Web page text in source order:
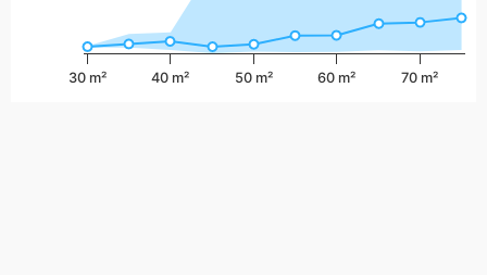
30 m² 40 m² 50 m² 60 m² 70 m²